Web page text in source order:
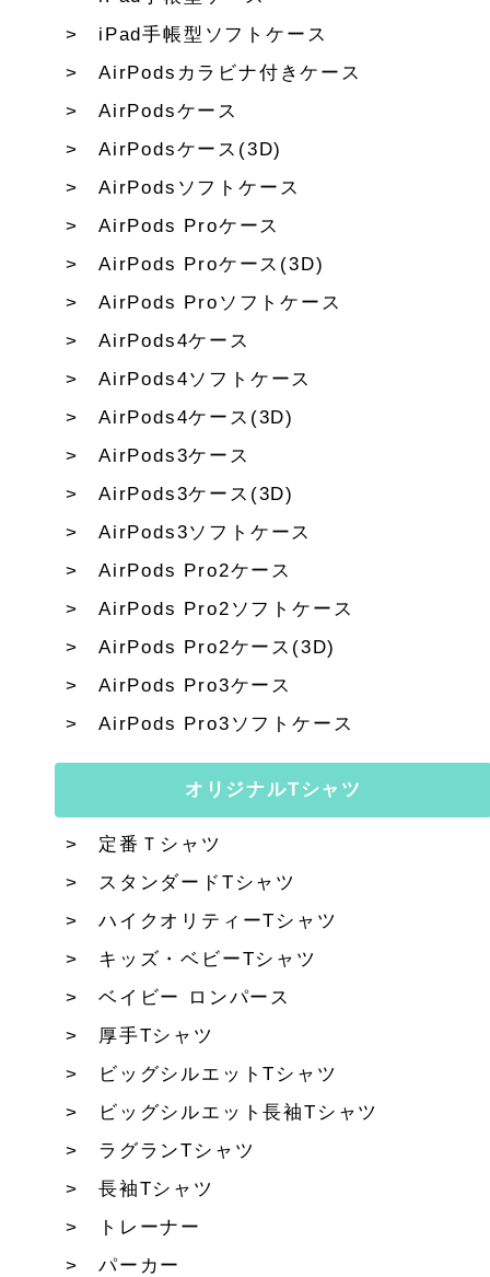
iPad手帳型ソフトケース
AirPodsカラビナ付きケース
AirPodsケース
AirPodsケース(3D)
AirPodsソフトケース
AirPods Proケース
AirPods Proケース(3D)
AirPods Proソフトケース
AirPods4ケース
AirPods4ソフトケース
AirPods4ケース(3D)
AirPods3ケース
AirPods3ケース(3D)
AirPods3ソフトケース
AirPods Pro2ケース
AirPods Pro2ソフトケース
AirPods Pro2ケース(3D)
AirPods Pro3ケース
AirPods Pro3ソフトケース
オリジナルTシャツ
定番Ｔシャツ
スタンダードTシャツ
ハイクオリティーTシャツ
キッズ・ベビーTシャツ
ベイビー ロンパース
厚手Tシャツ
ビッグシルエットTシャツ
ビッグシルエット長袖Tシャツ
ラグランTシャツ
長袖Tシャツ
トレーナー
パーカー